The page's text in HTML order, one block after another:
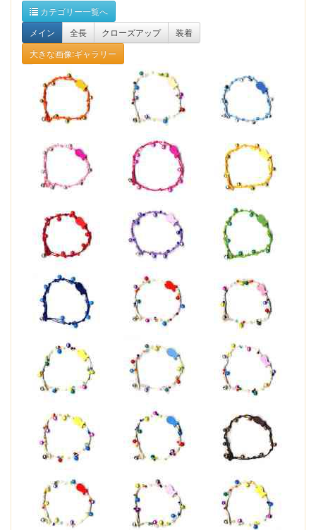
カテゴリー一覧へ
メイン
全長 クローズアップ
装着
大きな画像:ギャラリー